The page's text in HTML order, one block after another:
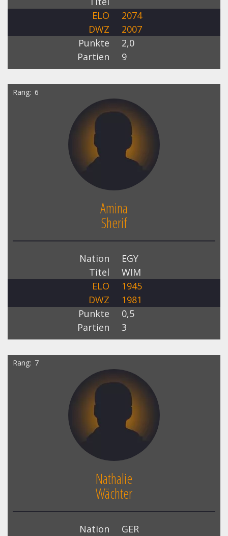
ELO
2074
DWZ
2007
Punkte
2,0
Partien
9
Rang 6
Amina
Sherif
Nation
EGY
Titel
WIM
ELO
1945
DWZ
1981
Punkte
0,5
Partien
3
Rang 7
Nathalie
Wächter
Nation
GER